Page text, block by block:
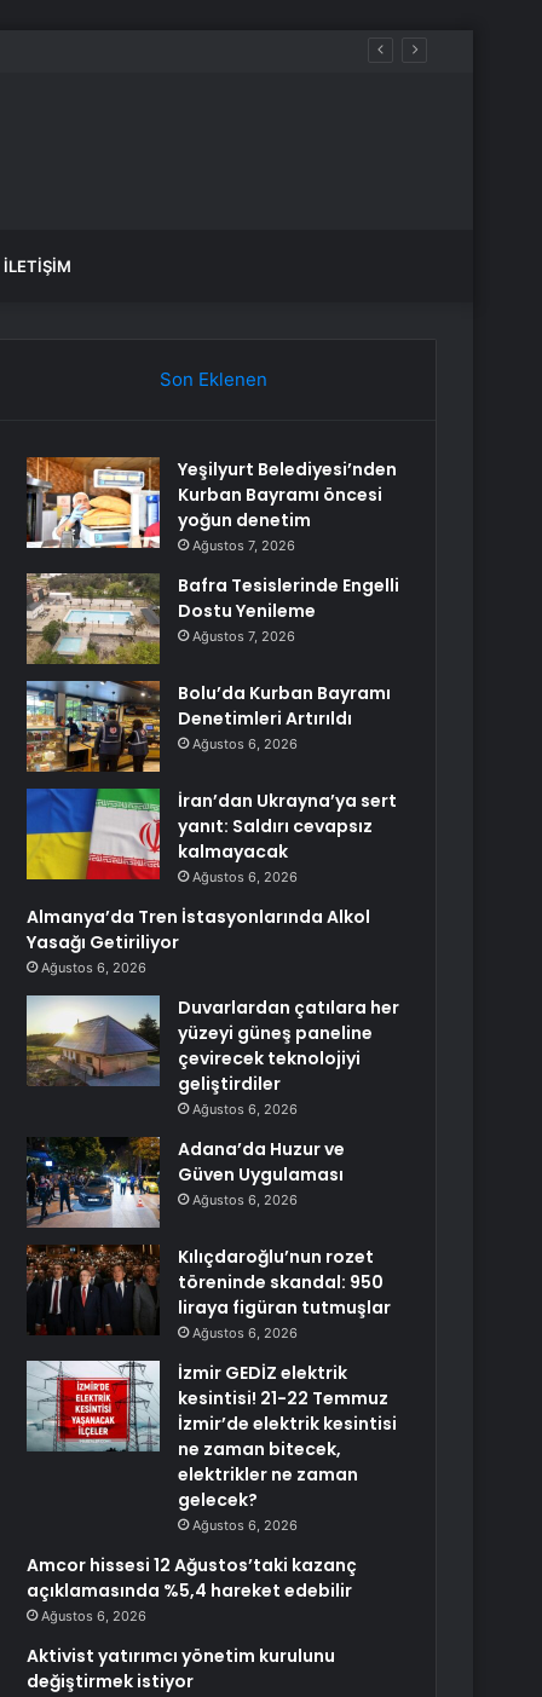
İLETIŞIM
Son Eklenen
Yeşilyurt Belediyesi’nden
Kurban Bayramı öncesi
yoğun denetim
Ağustos 7, 2026
Bafra Tesislerinde Engelli
Dostu Yenileme
Ağustos 7, 2026
Bolu’da Kurban Bayramı
Denetimleri Artırıldı
Ağustos 6, 2026
İran’dan Ukrayna’ya sert
yanıt: Saldırı cevapsız
kalmayacak
Ağustos 6, 2026
Almanya’da Tren İstasyonlarında Alkol
Yasağı Getiriliyor
Ağustos 6, 2026
Duvarlardan çatılara her
yüzeyi güneş paneline
çevirecek teknolojiyi
geliştirdiler
Ağustos 6, 2026
Adana’da Huzur ve
Güven Uygulaması
Ağustos 6, 2026
Kılıçdaroğlu’nun rozet
töreninde skandal: 950
liraya figüran tutmuşlar
Ağustos 6, 2026
İzmir GEDİZ elektrik
kesintisi! 21-22 Temmuz
İzmir’de elektrik kesintisi
ne zaman bitecek,
elektrikler ne zaman
gelecek?
Ağustos 6, 2026
Amcor hissesi 12 Ağustos’taki kazanç
açıklamasında %5,4 hareket edebilir
Ağustos 6, 2026
Aktivist yatırımcı yönetim kurulunu
değiştirmek istiyor